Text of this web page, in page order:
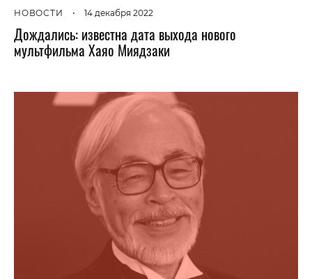
НОВОСТИ • 14 декабря 2022
Дождались: известна дата выхода нового
мультфильма Хаяо Миядзаки